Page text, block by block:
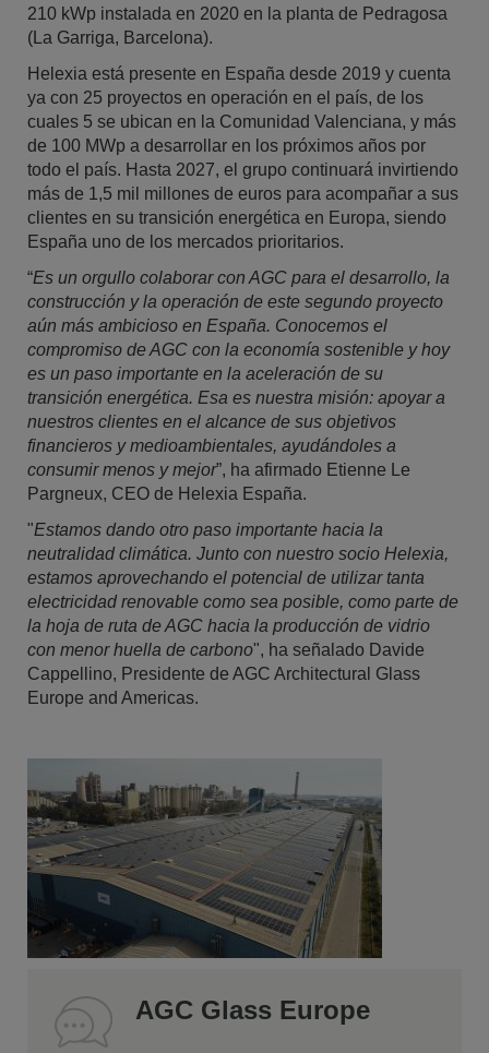
210 kWp instalada en 2020 en la planta de Pedragosa
(La Garriga, Barcelona).
Helexia está presente en España desde 2019 y cuenta
ya con 25 proyectos en operación en el país, de los
cuales 5 se ubican en la Comunidad Valenciana, y más
de 100 MWp a desarrollar en los próximos años por
todo el país. Hasta 2027, el grupo continuará invirtiendo
más de 1,5 mil millones de euros para acompañar a sus
clientes en su transición energética en Europa, siendo
España uno de los mercados prioritarios.
“Es un orgullo colaborar con AGC para el desarrollo, la
construcción y la operación de este segundo proyecto
aún más ambicioso en España. Conocemos el
compromiso de AGC con la economía sostenible y hoy
es un paso importante en la aceleración de su
transición energética. Esa es nuestra misión: apoyar a
nuestros clientes en el alcance de sus objetivos
financieros y medioambientales, ayudándoles a
consumir menos y mejor”, ha afirmado Etienne Le
Pargneux, CEO de Helexia España.
"Estamos dando otro paso importante hacia la
neutralidad climática. Junto con nuestro socio Helexia,
estamos aprovechando el potencial de utilizar tanta
electricidad renovable como sea posible, como parte de
la hoja de ruta de AGC hacia la producción de vidrio
con menor huella de carbono", ha señalado Davide
Cappellino, Presidente de AGC Architectural Glass
Europe and Americas.
AGC Glass Europe